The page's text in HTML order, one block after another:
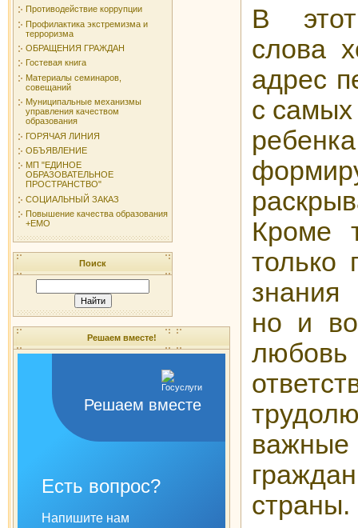
Противодействие коррупции
Профилактика экстремизма и
терроризма
ОБРАЩЕНИЯ ГРАЖДАН
Гостевая книга
Материалы семинаров,
совещаний
Муниципальные механизмы
управления качеством
образования
ГОРЯЧАЯ ЛИНИЯ
ОБЪЯВЛЕНИЕ
МП "ЕДИНОЕ
ОБРАЗОВАТЕЛЬНОЕ
ПРОСТРАНСТВО"
СОЦИАЛЬНЫЙ ЗАКАЗ
Повышение качества образования
+ЕМО
Поиск
Решаем вместе!
Решаем вместе
Есть вопрос?
Напишите нам
В
слова
адрес
с самых
Кроме
только
знания
но и
страны.